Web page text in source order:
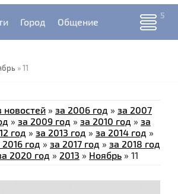
Город Общение
»11
новостей » за 2006 год » за 2007
» за 2009 год » за 2010 год » за
год » за 2013 год » за 2014 год »
2016 год » за 2017 год » за 2018 год
2020 год » 2013 » Ноябрь » 11